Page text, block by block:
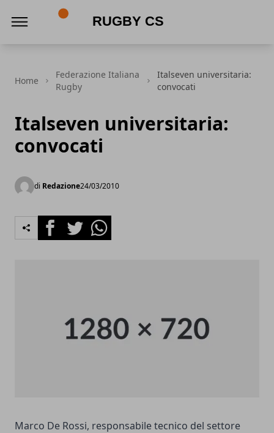
Home
Federazione Italiana
Rugby
Italseven universitaria:
convocati
Italseven universitaria:
convocati
di Redazione24/03/2010
FacebookTwitterWhatsapp
Marco De Rossi, responsabile tecnico del settore